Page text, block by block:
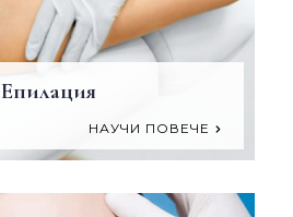
Епилация
НАУЧИ ПОВЕЧЕ